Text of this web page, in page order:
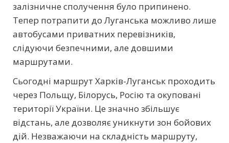
залізничне сполучення було припинено.
Тепер потрапити до Луганська можливо лише
автобусами приватних перевізників,
слідуючи безпечними, але довшими
маршрутами.
Сьогодні маршрут Харків-Луганськ проходить
через Польщу, Білорусь, Росію та окуповані
території України. Це значно збільшує
відстань, але дозволяє уникнути зон бойових
дій. Незважаючи на складність маршруту,